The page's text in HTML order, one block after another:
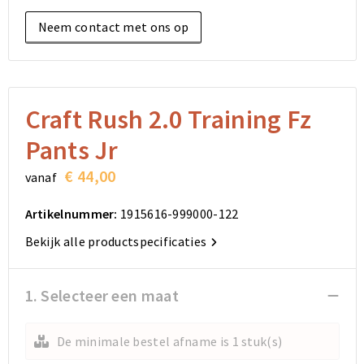
Elektronica, Gadgets en USB
Sleutelhangers en Lanyards
Anti-stress
Lampen en Gereedschap
Aanstekers
Snoepgoed
Sinterklaas
Reistassensets
Goodiebags
Golftassen
Opvouwbare tassen
Autotassen
Matrozentassen
Schoudertassen
Rugzakken
Bodywarmers
Kleding sets
Reistassensets
Goodiebags
Golftassen
Opvouwbare tassen
Autotassen
Matrozentassen
Schoudertassen
Rugzakken
Overhemden
Jassen
Broeken en Rokken
Schoenen
Neem contact met ons op
Craft Rush 2.0 Training Fz
Pants Jr
vanaf € 44,00
Artikelnummer: 1915616-999000-122
Bekijk alle productspecificaties
1. Selecteer een maat
De minimale bestel afname is 1 stuk(s)